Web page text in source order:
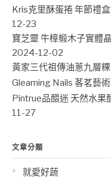
Kris克里酥蛋捲 年節禮
12-23
寶芝靈 牛樟椴木子實體
2024-12-02
黃家三代祖傳油蔥九層粿
Gleaming Nails 茖茗藝
Pintrue品醋迷 天然水果
11-27
文章分類
就愛好蔬